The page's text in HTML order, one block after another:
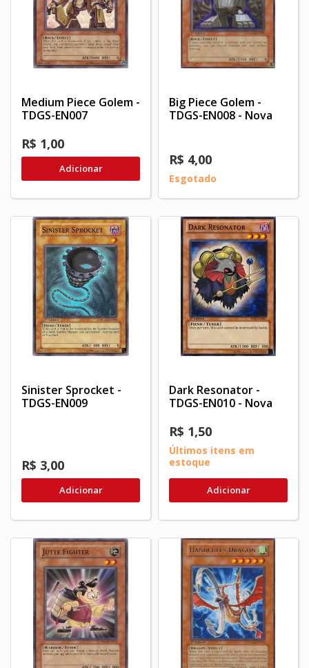
Medium Piece Golem -
TDGS-EN007
R$ 1,00
Adicionar
Big Piece Golem -
TDGS-EN008 - Nova
R$ 4,00
Esgotado
Sinister Sprocket -
TDGS-EN009
R$ 3,00
Adicionar
Dark Resonator -
TDGS-EN010 - Nova
R$ 1,50
Últimos itens em
estoque
Adicionar